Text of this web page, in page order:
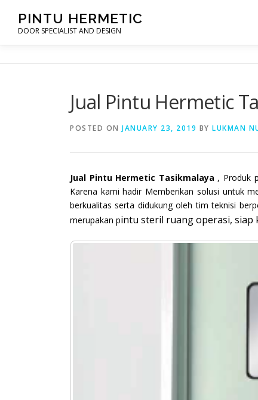
content
PINTU HERMETIC
DOOR SPECIALIST AND DESIGN
Jual Pintu Hermetic
POSTED ON JANUARY 23, 2019 BY LUKMAN
Jual Pintu Hermetic Tasikmalaya , Produk
Karena kami hadir Memberikan solusi untuk
berkualitas serta didukung oleh tim teknisi
merupakan pintu steril ruang operasi, siap